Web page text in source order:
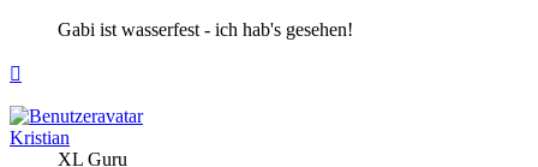
Gabi ist wasserfest - ich hab's gesehen!
Kristian
XL Guru